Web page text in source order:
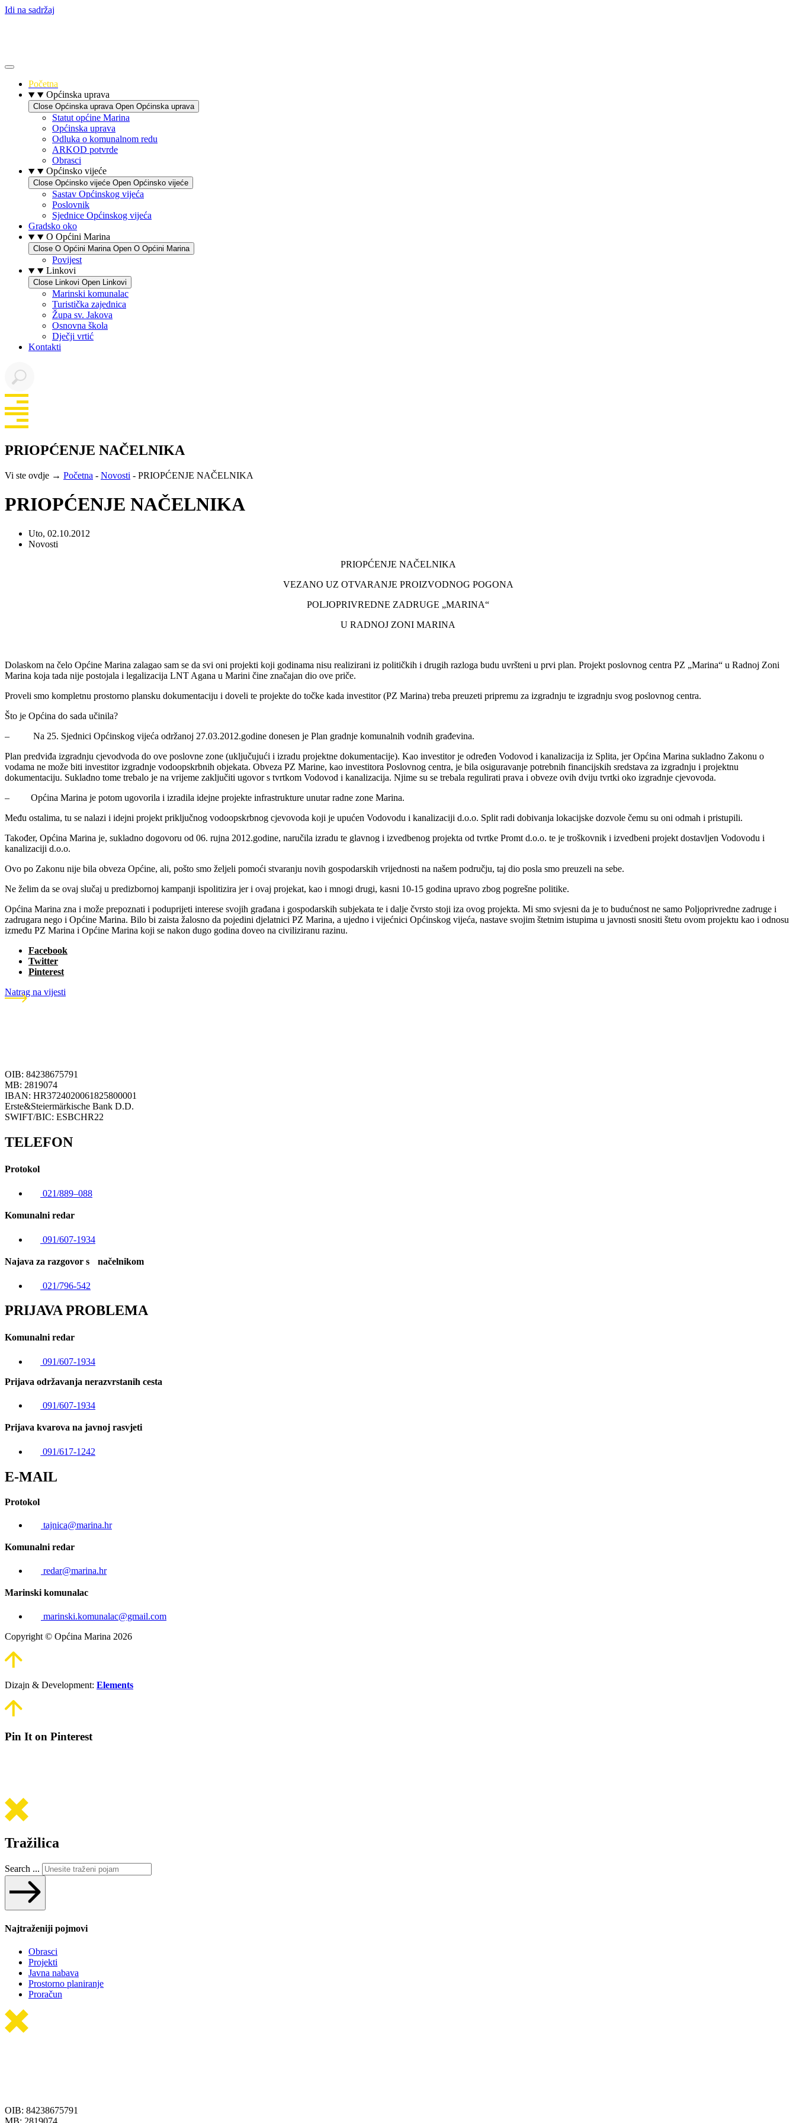
Idi na sadržaj
Početna
Općinska uprava
Close Općinska uprava Open Općinska uprava
Statut općine Marina
Općinska uprava
Odluka o komunalnom redu
ARKOD potvrde
Obrasci
Općinsko vijeće
Close Općinsko vijeće Open Općinsko vijeće
Sastav Općinskog vijeća
Poslovnik
Sjednice Općinskog vijeća
Gradsko oko
O Općini Marina
Close O Općini Marina Open O Općini Marina
Povijest
Linkovi
Close Linkovi Open Linkovi
Marinski komunalac
Turistička zajednica
Župa sv. Jakova
Osnovna škola
Dječji vrtić
Kontakti
PRIOPĆENJE NAČELNIKA
Vi ste ovdje → Početna - Novosti - PRIOPĆENJE NAČELNIKA
PRIOPĆENJE NAČELNIKA
Uto, 02.10.2012
Novosti
PRIOPĆENJE NAČELNIKA
VEZANO UZ OTVARANJE PROIZVODNOG POGONA
POLJOPRIVREDNE ZADRUGE „MARINA“
U RADNOJ ZONI MARINA
Dolaskom na čelo Općine Marina zalagao sam se da svi oni projekti koji godinama nisu realizirani iz političkih i drugih razloga budu uvršteni u prvi plan. Projekt poslovnog centra PZ „Marina“ u Radnoj Zoni
Marina koja tada nije postojala i legalizacija LNT Agana u Marini čine značajan dio ove priče.
Proveli smo kompletnu prostorno plansku dokumentaciju i doveli te projekte do točke kada investitor (PZ Marina) treba preuzeti pripremu za izgradnju te izgradnju svog poslovnog centra.
Što je Općina do sada učinila?
– Na 25. Sjednici Općinskog vijeća održanoj 27.03.2012.godine donesen je Plan gradnje komunalnih vodnih građevina.
Plan predviđa izgradnju cjevodvoda do ove poslovne zone (uključujući i izradu projektne dokumentacije). Kao investitor je određen Vodovod i kanalizacija iz Splita, jer Općina Marina sukladno Zakonu o
vodama ne može biti investitor izgradnje vodoopskrbnih objekata. Obveza PZ Marine, kao investitora Poslovnog centra, je bila osiguravanje potrebnih financijskih sredstava za izgradnju i projektnu
dokumentaciju. Sukladno tome trebalo je na vrijeme zaključiti ugovor s tvrtkom Vodovod i kanalizacija. Njime su se trebala regulirati prava i obveze ovih dviju tvrtki oko izgradnje cjevovoda.
– Općina Marina je potom ugovorila i izradila idejne projekte infrastrukture unutar radne zone Marina.
Među ostalima, tu se nalazi i idejni projekt priključnog vodoopskrbnog cjevovoda koji je upućen Vodovodu i kanalizaciji d.o.o. Split radi dobivanja lokacijske dozvole čemu su oni odmah i pristupili.
Također, Općina Marina je, sukladno dogovoru od 06. rujna 2012.godine, naručila izradu te glavnog i izvedbenog projekta od tvrtke Promt d.o.o. te je troškovnik i izvedbeni projekt dostavljen Vodovodu i
kanalizaciji d.o.o.
Ovo po Zakonu nije bila obveza Općine, ali, pošto smo željeli pomoći stvaranju novih gospodarskih vrijednosti na našem području, taj dio posla smo preuzeli na sebe.
Ne želim da se ovaj slučaj u predizbornoj kampanji ispolitizira jer i ovaj projekat, kao i mnogi drugi, kasni 10-15 godina upravo zbog pogrešne politike.
Općina Marina zna i može prepoznati i poduprijeti interese svojih građana i gospodarskih subjekata te i dalje čvrsto stoji iza ovog projekta. Mi smo svjesni da je to budućnost ne samo Poljoprivredne zadruge i
zadrugara nego i Općine Marina. Bilo bi zaista žalosno da pojedini djelatnici PZ Marina, a ujedno i vijećnici Općinskog vijeća, nastave svojim štetnim istupima u javnosti snositi štetu ovom projektu kao i odnosu
između PZ Marina i Općine Marina koji se nakon dugo godina doveo na civiliziranu razinu.
Facebook
Twitter
Pinterest
Natrag na vijesti
OIB: 84238675791
MB: 2819074
IBAN: HR3724020061825800001
Erste&Steiermärkische Bank D.D.
SWIFT/BIC: ESBCHR22
TELEFON
Protokol
021/889–088
Komunalni redar
091/607-1934
Najava za razgovor s načelnikom
021/796-542
PRIJAVA PROBLEMA
Komunalni redar
091/607-1934
Prijava održavanja nerazvrstanih cesta
091/607-1934
Prijava kvarova na javnoj rasvjeti
091/617-1242
E-MAIL
Protokol
tajnica@marina.hr
Komunalni redar
redar@marina.hr
Marinski komunalac
marinski.komunalac@gmail.com
Copyright © Općina Marina 2026
Dizajn & Development: Elements
Pin It on Pinterest
Tražilica
Search ...
Najtraženiji pojmovi
Obrasci
Projekti
Javna nabava
Prostorno planiranje
Proračun
OIB: 84238675791
MB: 2819074